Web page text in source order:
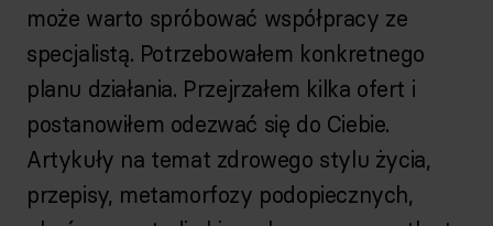
może warto spróbować współpracy ze
specjalistą. Potrzebowałem konkretnego
planu działania. Przejrzałem kilka ofert i
postanowiłem odezwać się do Ciebie.
Artykuły na temat zdrowego stylu życia,
przepisy, metamorfozy podopiecznych,